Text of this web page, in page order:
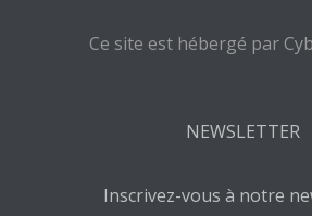
Ce site est hébergé par
NEWSLETTER
Inscrivez-vous à notre